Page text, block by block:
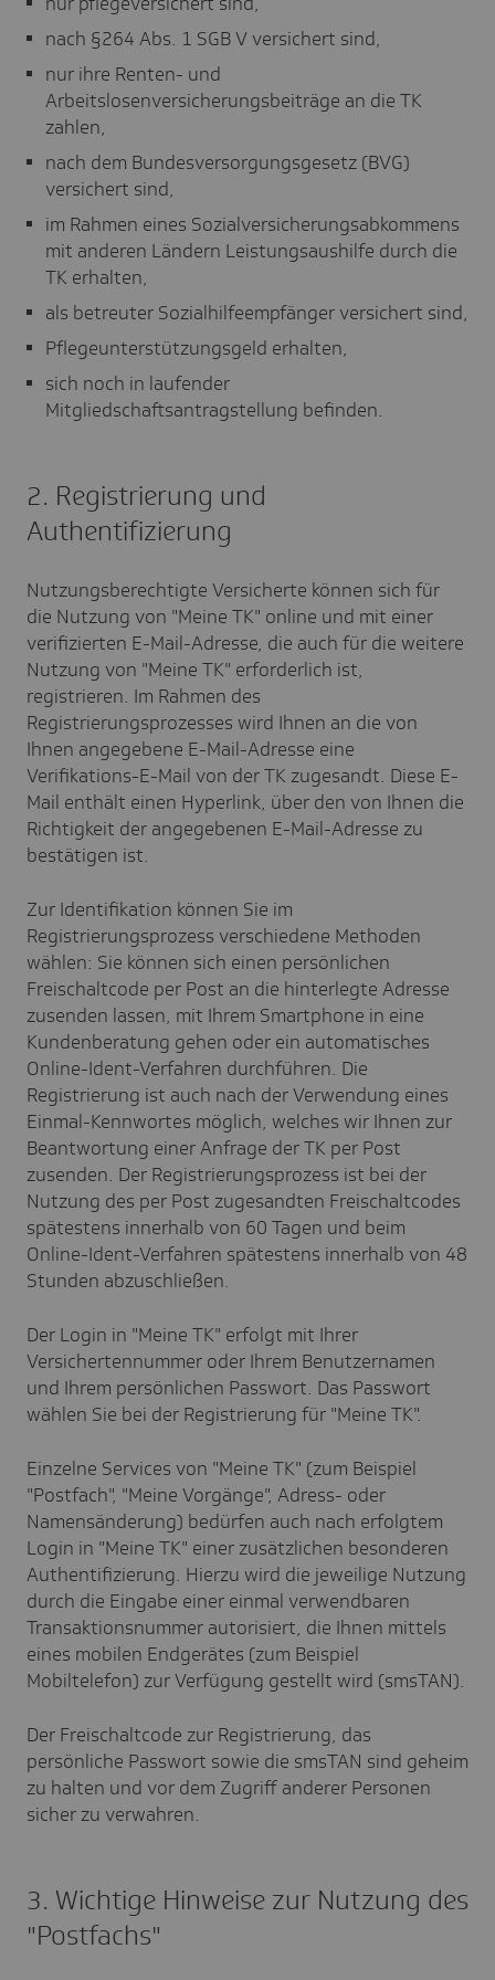
nach §264 Abs. 1 SGB V versichert sind,
nur ihre Renten- und
Arbeitslosenversicherungsbeiträge an die TK
zahlen,
nach dem Bundesversorgungsgesetz (BVG)
versichert sind,
im Rahmen eines Sozialversicherungsabkommens
mit anderen Ländern Leistungsaushilfe durch die
TK erhalten,
als betreuter Sozialhilfeempfänger versichert sind,
Pflegeunterstützungsgeld erhalten,
sich noch in laufender
Mitgliedschaftsantragstellung befinden.
2. Registrierung und
Authentifizierung
Nutzungsberechtigte Versicherte können sich für
die Nutzung von "Meine TK" online und mit einer
verifizierten E-Mail-Adresse, die auch für die weitere
Nutzung von "Meine TK" erforderlich ist,
registrieren. Im Rahmen des
Registrierungsprozesses wird Ihnen an die von
Ihnen angegebene E-Mail-Adresse eine
Verifikations-E-Mail von der TK zugesandt. Diese E-
Mail enthält einen Hyperlink, über den von Ihnen die
Richtigkeit der angegebenen E-Mail-Adresse zu
bestätigen ist.
Zur Identifikation können Sie im
Registrierungsprozess verschiedene Methoden
wählen: Sie können sich einen persönlichen
Freischaltcode per Post an die hinterlegte Adresse
zusenden lassen, mit Ihrem Smartphone in eine
Kundenberatung gehen oder ein automatisches
Online-Ident-Verfahren durchführen. Die
Registrierung ist auch nach der Verwendung eines
Einmal-Kennwortes möglich, welches wir Ihnen zur
Beantwortung einer Anfrage der TK per Post
zusenden. Der Registrierungsprozess ist bei der
Nutzung des per Post zugesandten Freischaltcodes
spätestens innerhalb von 60 Tagen und beim
Online-Ident-Verfahren spätestens innerhalb von 48
Stunden abzuschließen.
Der Login in "Meine TK" erfolgt mit Ihrer
Versichertennummer oder Ihrem Benutzernamen
und Ihrem persönlichen Passwort. Das Passwort
wählen Sie bei der Registrierung für "Meine TK".
Einzelne Services von "Meine TK" (zum Beispiel
"Postfach", "Meine Vorgänge", Adress- oder
Namensänderung) bedürfen auch nach erfolgtem
Login in "Meine TK" einer zusätzlichen besonderen
Authentifizierung. Hierzu wird die jeweilige Nutzung
durch die Eingabe einer einmal verwendbaren
Transaktionsnummer autorisiert, die Ihnen mittels
eines mobilen Endgerätes (zum Beispiel
Mobiltelefon) zur Verfügung gestellt wird (smsTAN).
Der Freischaltcode zur Registrierung, das
persönliche Passwort sowie die smsTAN sind geheim
zu halten und vor dem Zugriff anderer Personen
sicher zu verwahren.
3. Wichtige Hinweise zur Nutzung des
"Postfachs"